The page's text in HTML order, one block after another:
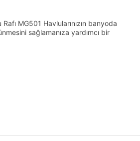
MG501 Havlularınızın banyoda
sağlamanıza yardımcı bir